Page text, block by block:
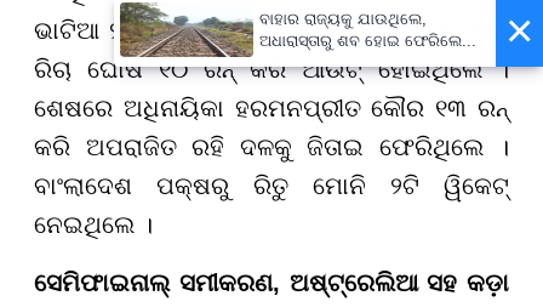
ଭାଟିଆ ୨୩ ରନ୍, ଜେମିମା ରୋଡ୍ରିଗ୍ସ ୨୬ ରନ୍ ଏବଂ
ରିଚା ଘୋଷ ୧୦ ରନ୍ କରି ଆଉଟ୍ ହୋଇଥିଲେ ।
ଶେଷରେ ଅଧିନାୟିକା ହରମନପ୍ରୀତ କୌର ୧୩ ରନ୍
କରି ଅପରାଜିତ ରହି ଦଳକୁ ଜିତାଇ ଫେରିଥିଲେ ।
ବାଂଲାଦେଶ ପକ୍ଷରୁ ରିତୁ ମୋନି ୨ଟି ୱିକେଟ୍
ନେଇଥିଲେ ।
ସେମିଫାଇନାଲ୍ ସମୀକରଣ, ଅଷ୍ଟ୍ରେଲିଆ ସହ କଡ଼ା
×
ବାହାର ରାଜ୍ୟକୁ ଯାଉଥିଲେ,
ଅଧାରାସ୍ତାରୁ ଶବ ହୋଇ ଫେରିଲେ...